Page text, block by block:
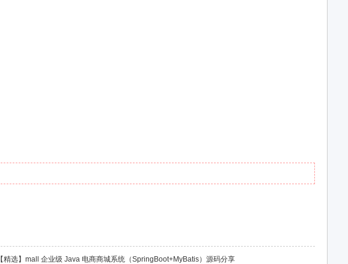
【精选】mall 企业级 Java 电商商城系统（SpringBoot+MyBatis）源码分享